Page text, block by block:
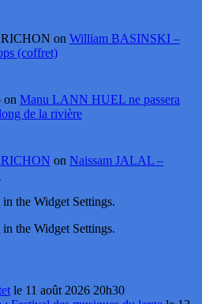
on William BASINSKI –
(coffret)
on Manu LANN HUEL ne passera
de la rivière
on Naissam JALAL –
in the Widget Settings.
in the Widget Settings.
le 11 août 2026 20h30